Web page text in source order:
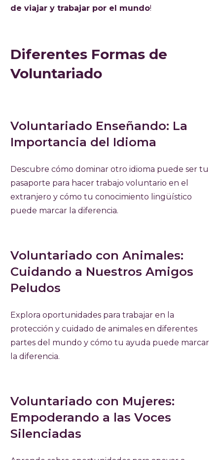
de viajar y trabajar por el mundo!
Diferentes Formas de
Voluntariado
Voluntariado Enseñando: La
Importancia del Idioma
Descubre cómo dominar otro idioma puede ser tu
pasaporte para hacer trabajo voluntario en el
extranjero y cómo tu conocimiento lingüístico
puede marcar la diferencia.
Voluntariado con Animales:
Cuidando a Nuestros Amigos
Peludos
Explora oportunidades para trabajar en la
protección y cuidado de animales en diferentes
partes del mundo y cómo tu ayuda puede marcar
la diferencia.
Voluntariado con Mujeres:
Empoderando a las Voces
Silenciadas